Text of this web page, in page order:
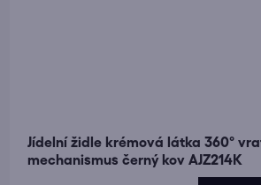
Jídelní židle krémová látka 360°
mechanismus černý kov AJZ214K